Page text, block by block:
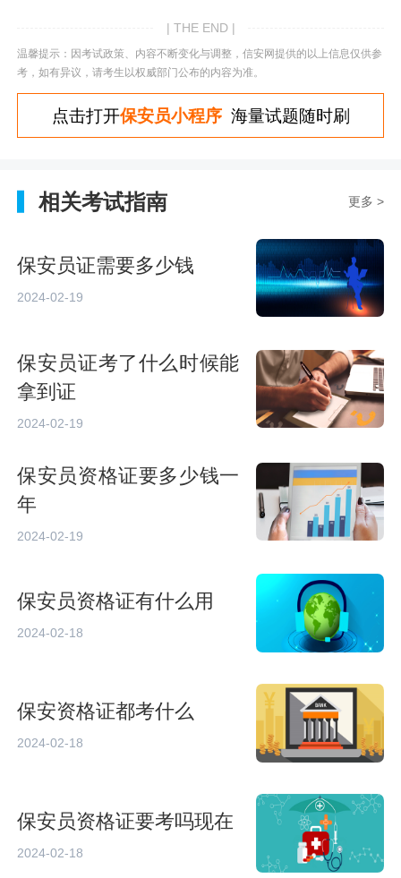
| THE END |
温馨提示：因考试政策、内容不断变化与调整，信安网提供的以上信息仅供参
考，如有异议，请考生以权威部门公布的内容为准。
点击打开保安员小程序海量试题随时刷
相关考试指南 更多 >
保安员证需要多少钱
2024-02-19
保安员证考了什么时候能
拿到证
2024-02-19
保安员资格证要多少钱一
年
2024-02-19
保安员资格证有什么用
2024-02-18
保安资格证都考什么
2024-02-18
保安员资格证要考吗现在
2024-02-18